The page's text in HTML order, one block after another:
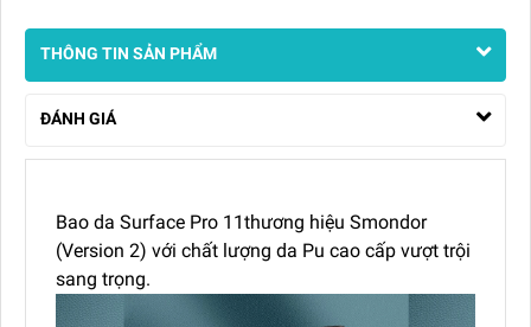
THÔNG TIN SẢN PHẨM
ĐÁNH GIÁ
Bao da Surface Pro 11thương hiệu Smondor
(Version 2) với chất lượng da Pu cao cấp vượt trội
sang trọng.